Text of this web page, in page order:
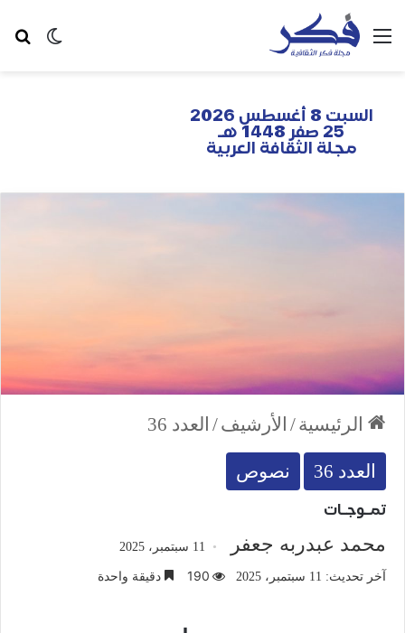
السبت 8 أغسطس 2026
25 صفر 1448 هـ
مجلة الثقافة العربية
الرئيسية/ الأرشيف/ العدد 36
العدد 36 نصوص
تمـوجـات
محمد عبدربه جعفر 11 سبتمبر، 2025
آخر تحديث: 11 سبتمبر، 2025 190 دقيقة واحدة